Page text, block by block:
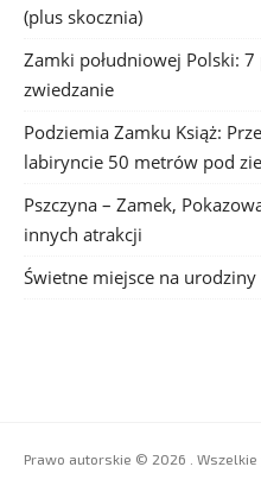
(plus skocznia)
Zamki południowej Polski:
zwiedzanie
Podziemia Zamku Książ:
labiryncie 50 metrów pod
Pszczyna – Zamek,
innych atrakcji
Świetne miejsce na urodziny
Prawo autorskie © 2026 . Wszelkie